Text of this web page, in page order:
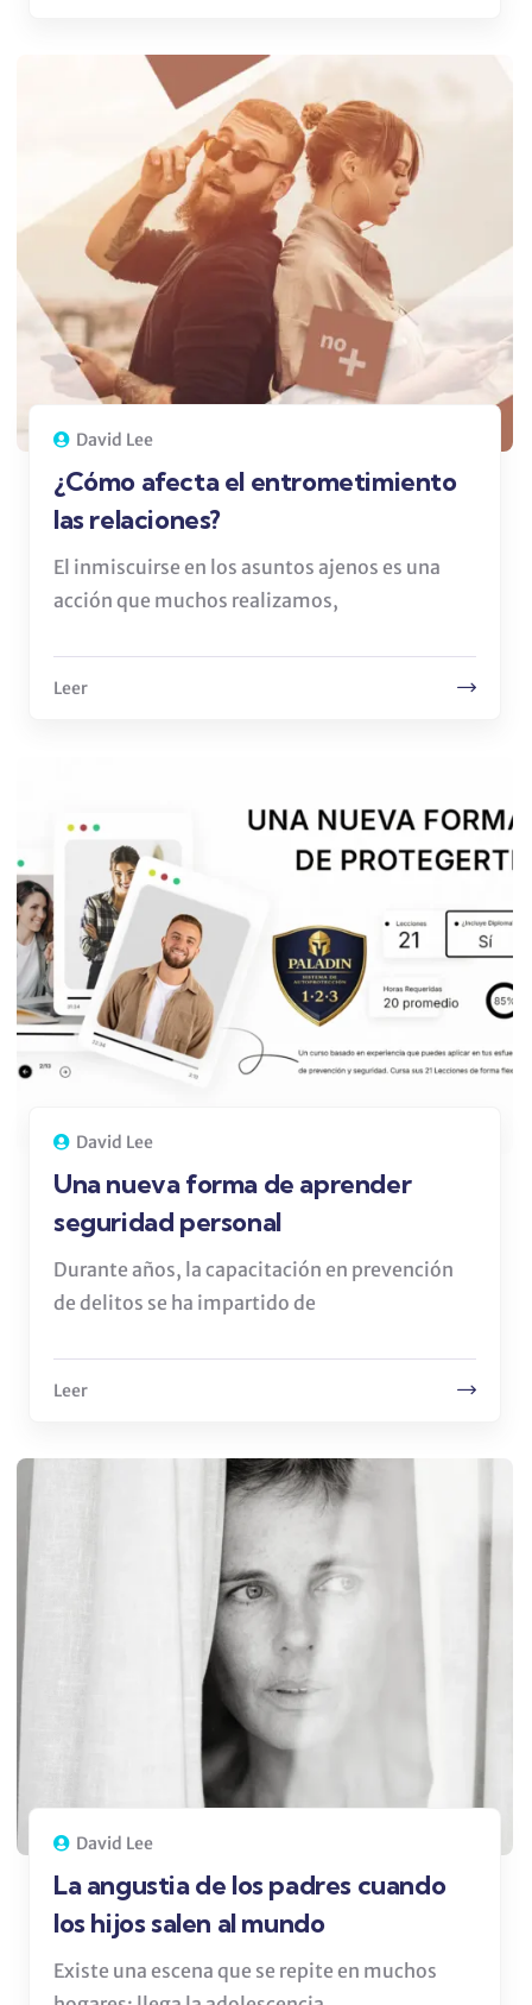
David Lee
¿Cómo afecta el entrometimiento
las relaciones?
El inmiscuirse en los asuntos ajenos es una
acción que muchos realizamos,
Leer
David Lee
Una nueva forma de aprender
seguridad personal
Durante años, la capacitación en prevención
de delitos se ha impartido de
Leer
David Lee
La angustia de los padres cuando
los hijos salen al mundo
Existe una escena que se repite en muchos